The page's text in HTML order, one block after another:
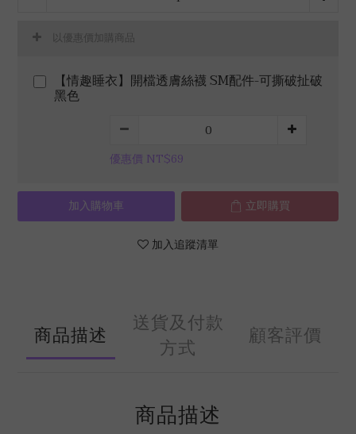
以優惠價加購商品
【情趣睡衣】開檔透膚絲襪 SM配件-可撕破扯破
黑色
優惠價 NT$69
加入購物車 立即購買
加入追蹤清單
商品描述
送貨及付款
方式
顧客評價
商品描述